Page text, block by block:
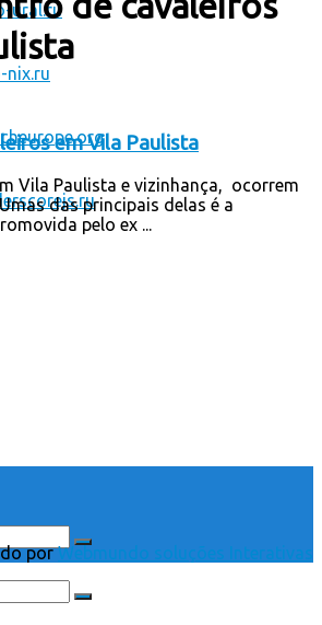
ural.ru
nix.ru
em Vila Paulista
Vila Paulista e vizinhança, ocorrem
das principais delas é a
pelo ex ...
porWebmundo soluções Interativas